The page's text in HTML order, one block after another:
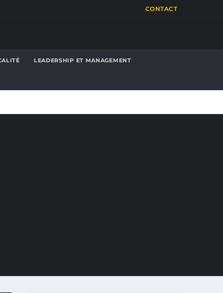
CONTACT
LEADERSHIP ET MANAGEMENT